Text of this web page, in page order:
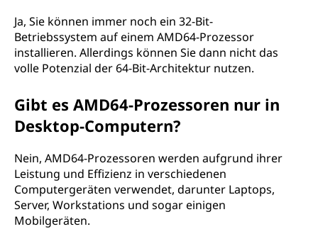
Ja, Sie können immer noch ein 32-Bit-
Betriebssystem auf einem AMD64-Prozessor
installieren. Allerdings können Sie dann nicht das
volle Potenzial der 64-Bit-Architektur nutzen.
Gibt es AMD64-Prozessoren nur in
Desktop-Computern?
Nein, AMD64-Prozessoren werden aufgrund ihrer
Leistung und Effizienz in verschiedenen
Computergeräten verwendet, darunter Laptops,
Server, Workstations und sogar einigen
Mobilgeräten.